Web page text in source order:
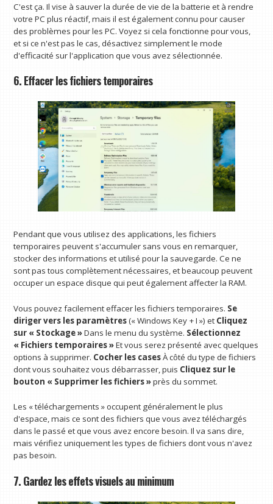
C'est ça. Il vise à sauver la durée de vie de la batterie et à rendre
votre PC plus réactif, mais il est également connu pour causer
des problèmes pour les PC. Voyez si cela fonctionne pour vous,
et si ce n'est pas le cas, désactivez simplement le mode
d'efficacité sur l'application que vous avez sélectionnée.
6. Effacer les fichiers temporaires
Pendant que vous utilisez des applications, les fichiers
temporaires peuvent s'accumuler sans vous en remarquer,
stocker des informations et utilisé pour la sauvegarde. Ce ne
sont pas tous complètement nécessaires, et beaucoup peuvent
occuper un espace disque qui peut également affecter la RAM.
Vous pouvez facilement effacer les fichiers temporaires. Se
diriger vers les paramètres(« Windows Key + I ») et Cliquez
sur « Stockage »Dans le menu du système. Sélectionnez
« Fichiers temporaires »Et vous serez présenté avec quelques
options à supprimer. Cocher les casesÀ côté du type de fichiers
dont vous souhaitez vous débarrasser, puis Cliquez sur le
bouton « Supprimer les fichiers »près du sommet.
Les « téléchargements » occupent généralement le plus
d'espace, mais ce sont des fichiers que vous avez téléchargés
dans le passé et que vous avez encore besoin. Il va sans dire,
mais vérifiez uniquement les types de fichiers dont vous n'avez
pas besoin.
7. Gardez les effets visuels au minimum